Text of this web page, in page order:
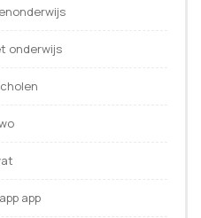
onderwijs
app